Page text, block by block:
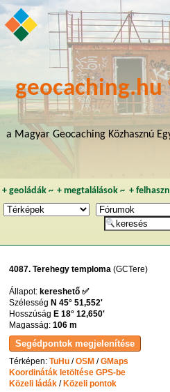
geocaching.hu
a Magyar Geocaching Közhasznú
+ geoládák~ +megtalálások ~ +
4087. Terehegy temploma (GCTere)
Állapot: kereshető ✅
Szélesség N 45° 51,552'
Hosszúság E 18° 12,650'
Magasság:106 m
Térképen:TuHu /OSM /GMaps
Koordináták letöltése GPS-be
Közeli ládák /Közeli pontok